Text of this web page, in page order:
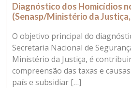
Diagnóstico dos Homicídios
(Senasp/Ministério da
O objetivo principal do
Secretaria Nacional de
Ministério da Justiça, é
compreensão das taxas e
país e subsidiar […]